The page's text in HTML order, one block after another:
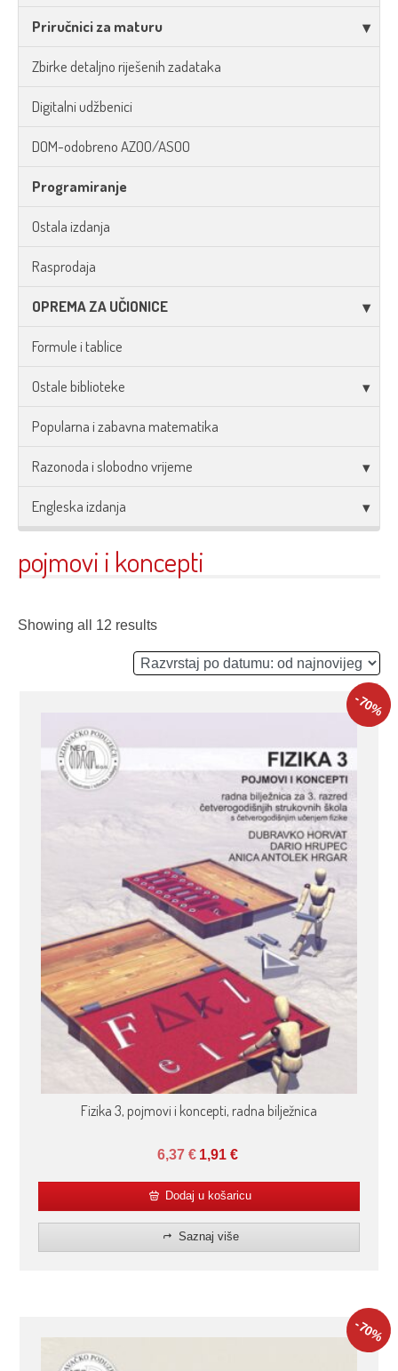
Priručnici za maturu
Zbirke detaljno riješenih zadataka
Digitalni udžbenici
DOM-odobreno AZOO/ASOO
Programiranje
Ostala izdanja
Rasprodaja
OPREMA ZA UČIONICE
Formule i tablice
Ostale biblioteke
Popularna i zabavna matematika
Razonoda i slobodno vrijeme
Engleska izdanja
pojmovi i koncepti
Showing all 12 results
-70%
Fizika 3, pojmovi i koncepti, radna bilježnica
6,37 € 1,91 €
Dodaj u košaricu
Saznaj više
-70%